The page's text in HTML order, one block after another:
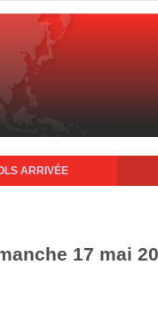
ARRIVÉE
17 mai